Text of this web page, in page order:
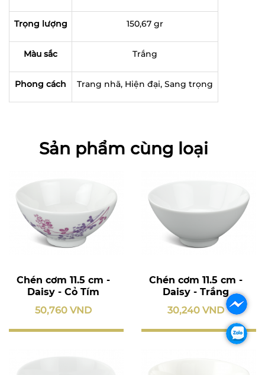
Trọng lượng 150,67 gr
Màu sắc Trắng
Phong cách Trang nhã, Hiện đại, Sang trọng
Sản phẩm cùng loại
Chén cơm 11.5 cm -
Daisy - Cỏ Tím
50,760 VND
Chén cơm 11.5 cm -
Daisy - Trắng
30,240 VND